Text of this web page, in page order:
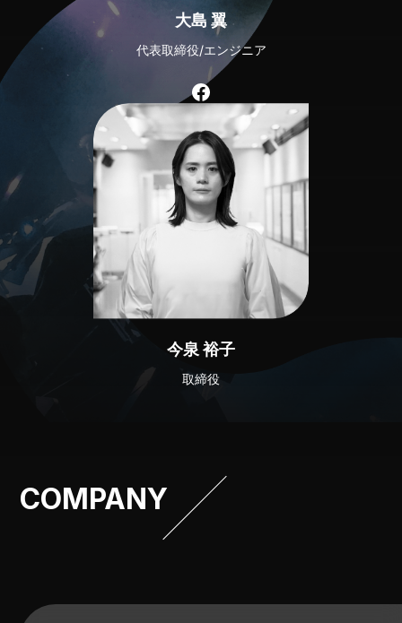
大島 翼
代表取締役/エンジニア
今泉 裕子
取締役
COMPANY